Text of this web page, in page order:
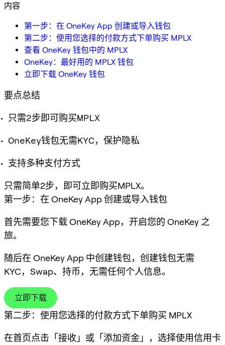
内容
第一步：在 OneKey App 创建或导入钱包
第二步：使用您选择的付款方式下单购买 MPLX
查看 OneKey 钱包中的 MPLX
OneKey：最好用的 MPLX 钱包
立即下载 OneKey 钱包
要点总结
只需2步即可购买MPLX
OneKey钱包无需KYC，保护隐私
支持多种支付方式
只需简单2步，即可立即购买MPLX。
第一步：在 OneKey App 创建或导入钱包
首先需要您下载 OneKey App，开启您的 OneKey 之
旅。
随后在 OneKey App 中创建钱包，创建钱包无需
KYC，Swap、持币，无需任何个人信息。
立即下载
第二步：使用您选择的付款方式下单购买 MPLX
在首页点击「接收」或「添加资金」，选择使用信用卡